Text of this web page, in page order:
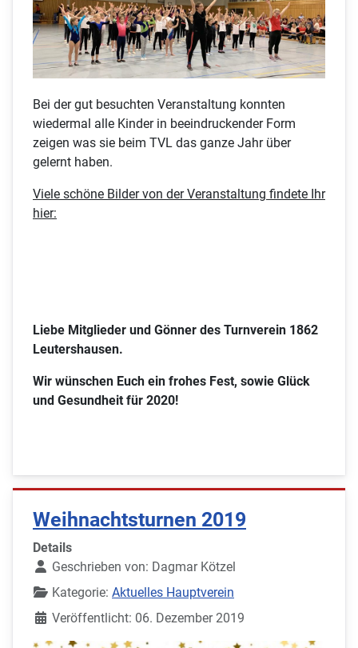
Bei der gut besuchten Veranstaltung konnten
wiedermal alle Kinder in beeindruckender Form
zeigen was sie beim TVL das ganze Jahr über
gelernt haben.
Viele schöne Bilder von der Veranstaltung findete Ihr
hier:
Liebe Mitglieder und Gönner des Turnverein 1862
Leutershausen.
Wir wünschen Euch ein frohes Fest, sowie Glück
und Gesundheit für 2020!
Weihnachtsturnen 2019
Details
Geschrieben von: Dagmar Kötzel
Kategorie: Aktuelles Hauptverein
Veröffentlicht: 06. Dezember 2019